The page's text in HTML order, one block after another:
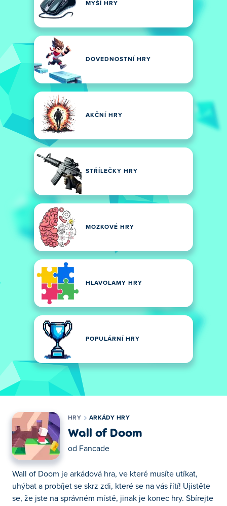
MYŠÍ HRY
DOVEDNOSTNÍ HRY
AKČNÍ HRY
STŘÍLEČKY HRY
MOZKOVÉ HRY
HLAVOLAMY HRY
POPULÁRNÍ HRY
HRY ARKÁDY HRY
Wall of Doom
od Fancade
Wall of Doom je arkádová hra, ve které musíte utíkat,
uhýbat a probíjet se skrz zdi, které se na vás řítí! Ujistěte
se, že jste na správném místě, jinak je konec hry. Sbírejte